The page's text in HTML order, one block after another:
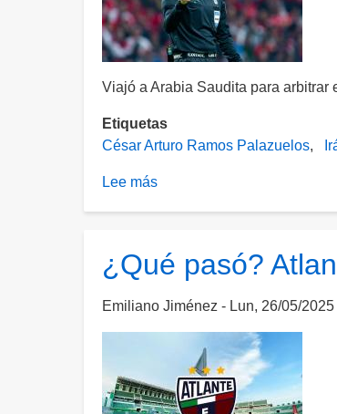
Viajó a Arabia Saudita para arbitrar
Etiquetas
César Arturo Ramos Palazuelos
Lee más
César
atrapado
en
tras
ataques
¿Qué pasó?
Emiliano Jiménez Lun, 26/05/